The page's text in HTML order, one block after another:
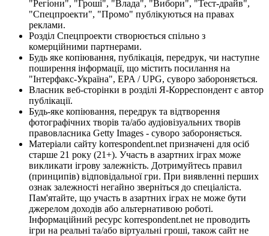
"Регіони", "Гроші", "Влада", "Вибори", "Тест-драйв",
"Спецпроекти", "Промо" публікуються на правах
реклами.
Розділ Спецпроекти створюється спільно з
комерційними партнерами.
Будь яке копіювання, публікація, передрук, чи наступне
поширення інформації, що містить посилання на
"Інтерфакс-Україна", EPA / UPG, суворо забороняється.
Власник веб-сторінки в розділі Я-Корреспондент є автор
публікації.
Будь-яке копіювання, передрук та відтворення
фотографічних творів та/або аудіовізуальних творів
правовласника Getty Images - суворо забороняється.
Матеріали сайту korrespondent.net призначені для осіб
старше 21 року (21+). Участь в азартних іграх може
викликати ігрову залежність. Дотримуйтесь правил
(принципів) відповідальної гри. При виявленні перших
ознак залежності негайно зверніться до спеціаліста.
Пам'ятайте, що участь в азартних іграх не може бути
джерелом доходів або альтернативою роботі.
Інформаційний ресурс korrespondent.net не проводить
ігри на реальні та/або віртуальні гроші, також сайт не